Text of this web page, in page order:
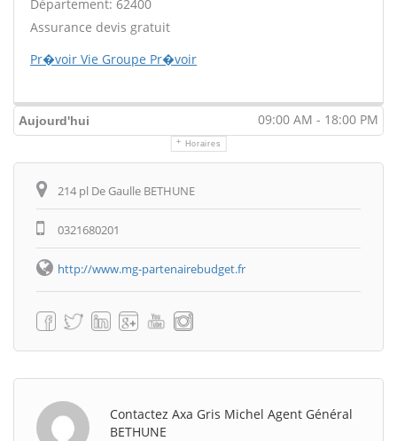
Département: 62400
Assurance devis gratuit
Pr�voir Vie Groupe Pr�voir
Aujourd'hui 09:00 AM - 18:00 PM
Horaires
214 pl De Gaulle BETHUNE
0321680201
http://www.mg-partenairebudget.fr
Contactez Axa Gris Michel Agent Général
BETHUNE